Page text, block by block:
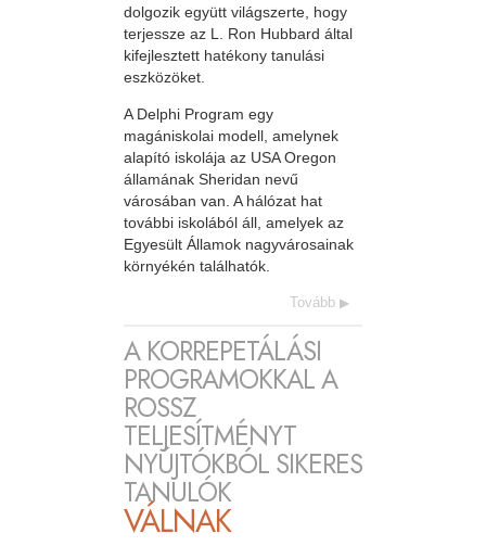
dolgozik együtt világszerte, hogy
terjessze az L. Ron Hubbard által
kifejlesztett hatékony tanulási
eszközöket.
A Delphi Program egy
magániskolai modell, amelynek
alapító iskolája az USA Oregon
államának Sheridan nevű
városában van. A hálózat hat
további iskolából áll, amelyek az
Egyesült Államok nagyvárosainak
környékén találhatók.
Tovább
A KORREPETÁLÁSI
PROGRAMOKKAL A
ROSSZ
TELJESÍTMÉNYT
NYÚJTÓKBÓL SIKERES
TANULÓK
VÁLNAK